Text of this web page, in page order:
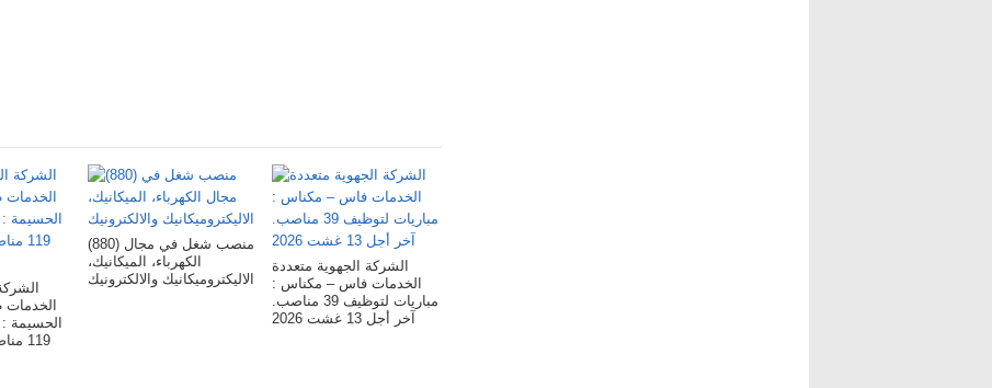
الحسيمة
(880) منصب شغل في مجال
الكهرباء، الميكانيك،
الاليكتروميكانيك والالكترونيك
الشركة الجهوية متعددة
الخدمات فاس – مکناس :
مباريات لتوظيف 39 مناصب.
آخر أجل 13 غشت 2026